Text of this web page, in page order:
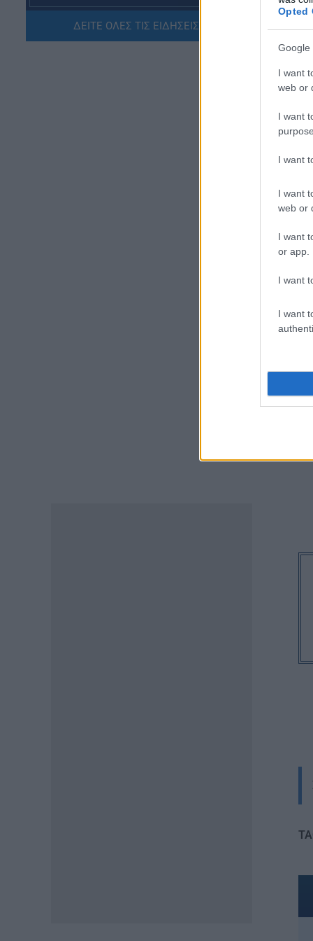
Opted
Google
I want
web or
I want
I want
I want
web or
I want
or app.
I want
I want
ΠΑΙΔΕΙΑ
ΝΕΟ φοιτητικό επίδομα: Για
ποιούς φοιτητές
«κόκκινο» φέτος η Αττική –
ΔΕΙΤΕ ΟΛΕΣ ΤΙΣ ΕΙΔΗΣΕΙΣ ΕΔΩ »
Η